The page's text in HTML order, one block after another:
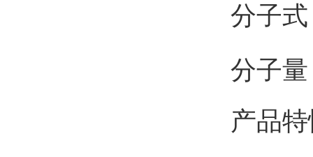
分子
分子量
产品